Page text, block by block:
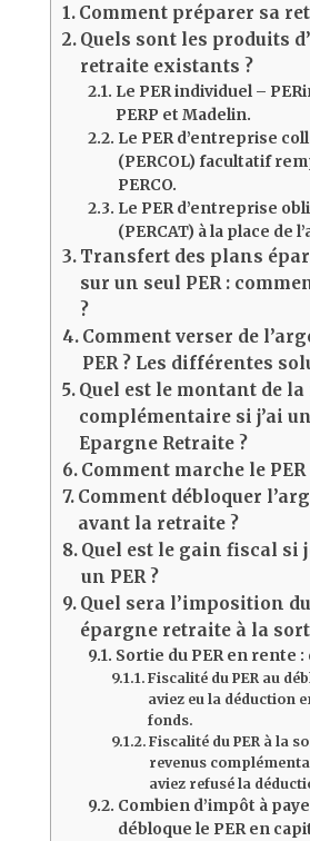
Comment préparer sa
Quels sont les produits
retraite existants ?
Le PER individuel –
PERP et Madelin.
Le PER d’entreprise
(PERCOL) facultatif
PERCO.
Le PER d’entreprise
(PERCAT) à la place de
Transfert des plans
sur un seul PER :
?
Comment verser de
PER ? Les différentes
Quel est le montant de
complémentaire si j’ai
Epargne Retraite ?
Comment marche le PER
Comment débloquer
avant la retraite ?
Quel est le gain fiscal si
un PER ?
Quel sera l’imposition
épargne retraite à la
Sortie du PER en rente
Fiscalité du PER au
aviez eu la déduction
fonds.
Fiscalité du PER à la
revenus
aviez refusé la
Combien d’impôt à
débloque le PER en